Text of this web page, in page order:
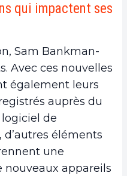
qui impactent ses
Sam Bankman-
Avec ces nouvelles
également leurs
auprès du
de
éléments
une
nouveaux appareils